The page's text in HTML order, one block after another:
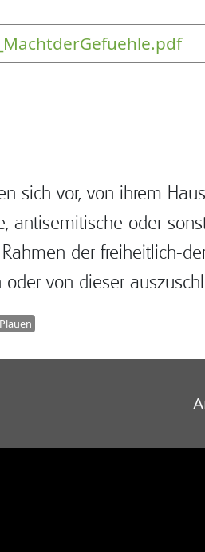
sich vor, von ihrem
antisemitische oder
der freiheitlich-
von dieser
Plauen